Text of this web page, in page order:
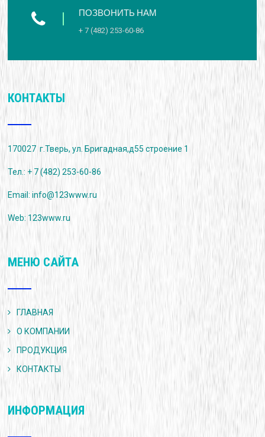
ПОЗВОНИТЬ НАМ
+ 7 (482) 253-60-86
КОНТАКТЫ
170027 г.Тверь, ул. Бригадная,д55 строение 1
Тел.: + 7 (482) 253-60-86
Email:info@123www.ru
Web: 123www.ru
МЕНЮ САЙТА
ГЛАВНАЯ
О КОМПАНИИ
ПРОДУКЦИЯ
КОНТАКТЫ
ИНФОРМАЦИЯ